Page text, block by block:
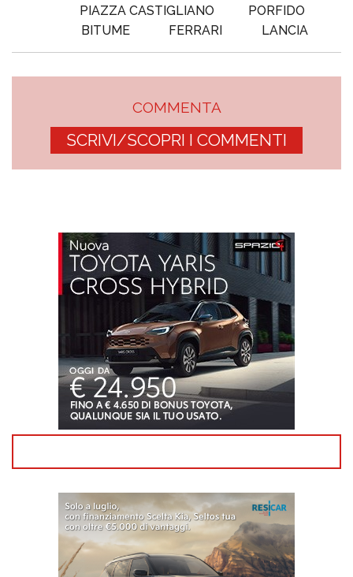
PIAZZA CASTIGLIANO
PORFIDO
BITUME
FERRARI LANCIA
COMMENTA
SCRIVI/SCOPRI I COMMENTI